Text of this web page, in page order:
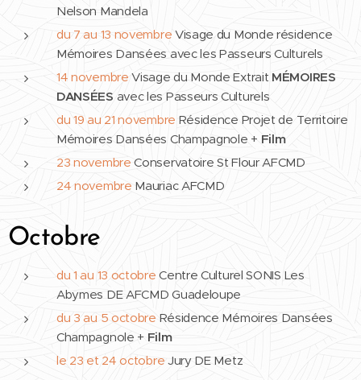
Nelson Mandela
du 7 au 13 novembre Visage du Monde résidence
Mémoires Dansées avec les Passeurs Culturels
14 novembre Visage du Monde Extrait MÉMOIRES
DANSÉES avec les Passeurs Culturels
du 19 au 21 novembre Résidence Projet de Territoire
Mémoires Dansées Champagnole + Film
23 novembreConservatoire St Flour AFCMD
24 novembre Mauriac AFCMD
Octobre
du 1 au 13 octobre Centre Culturel SONIS Les
Abymes DE AFCMD Guadeloupe
du 3 au 5 octobre Résidence Mémoires Dansées
Champagnole + Film
le 23 et 24 octobre Jury DE Metz